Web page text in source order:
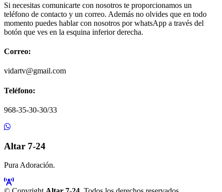
Si necesitas comunicarte con nosotros te proporcionamos un
teléfono de contacto y un correo. Además no olvides que en todo
momento puedes hablar con nosotros por whatsApp a través del
botón que ves en la esquina inferior derecha.
Correo:
vidartv@gmail.com
Teléfono:
968-35-30-30/33
Altar 7-24
Pura Adoración.